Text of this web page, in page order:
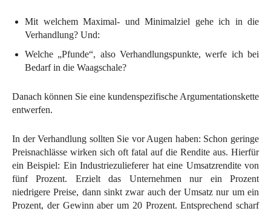
Mit welchem Maximal- und Minimalziel gehe ich in die
Verhandlung? Und:
Welche „Pfunde“, also Verhandlungspunkte, werfe ich bei
Bedarf in die Waagschale?
Danach können Sie eine kundenspezifische Argumentationskette
entwerfen.
In der Verhandlung sollten Sie vor Augen haben: Schon geringe
Preisnachlässe wirken sich oft fatal auf die Rendite aus. Hierfür
ein Beispiel: Ein Industriezulieferer hat eine Umsatzrendite von
fünf Prozent. Erzielt das Unternehmen nur ein Prozent
niedrigere Preise, dann sinkt zwar auch der Umsatz nur um ein
Prozent, der Gewinn aber um 20 Prozent. Entsprechend scharf